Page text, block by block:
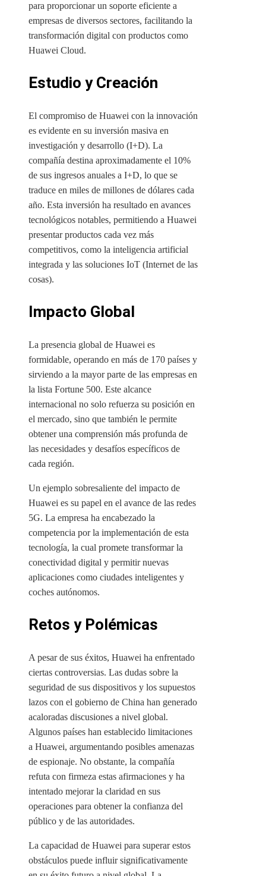
para proporcionar un soporte eficiente a
empresas de diversos sectores, facilitando la
transformación digital con productos como
Huawei Cloud.
Estudio y Creación
El compromiso de Huawei con la innovación
es evidente en su inversión masiva en
investigación y desarrollo (I+D). La
compañía destina aproximadamente el 10%
de sus ingresos anuales a I+D, lo que se
traduce en miles de millones de dólares cada
año. Esta inversión ha resultado en avances
tecnológicos notables, permitiendo a Huawei
presentar productos cada vez más
competitivos, como la inteligencia artificial
integrada y las soluciones IoT (Internet de las
cosas).
Impacto Global
La presencia global de Huawei es
formidable, operando en más de 170 países y
sirviendo a la mayor parte de las empresas en
la lista Fortune 500. Este alcance
internacional no solo refuerza su posición en
el mercado, sino que también le permite
obtener una comprensión más profunda de
las necesidades y desafíos específicos de
cada región.
Un ejemplo sobresaliente del impacto de
Huawei es su papel en el avance de las redes
5G. La empresa ha encabezado la
competencia por la implementación de esta
tecnología, la cual promete transformar la
conectividad digital y permitir nuevas
aplicaciones como ciudades inteligentes y
coches autónomos.
Retos y Polémicas
A pesar de sus éxitos, Huawei ha enfrentado
ciertas controversias. Las dudas sobre la
seguridad de sus dispositivos y los supuestos
lazos con el gobierno de China han generado
acaloradas discusiones a nivel global.
Algunos países han establecido limitaciones
a Huawei, argumentando posibles amenazas
de espionaje. No obstante, la compañía
refuta con firmeza estas afirmaciones y ha
intentado mejorar la claridad en sus
operaciones para obtener la confianza del
público y de las autoridades.
La capacidad de Huawei para superar estos
obstáculos puede influir significativamente